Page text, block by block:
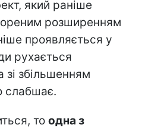
який раніше
розширенням
проявляється у
рухається
збільшенням
слабшає.
то одна з